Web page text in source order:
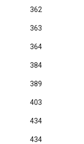
362
363
364
384
389
403
434
434